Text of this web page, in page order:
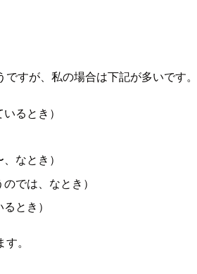
すが、私の場合は下記が多いです。
るとき）
なとき）
では、なとき）
とき）
。